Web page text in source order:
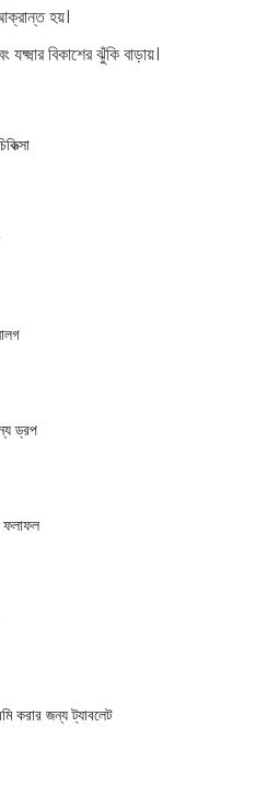
হয়।
বিকাশের ঝুঁকি বাড়ায়।
ড্রপ
ফলাফল
করার জন্য ট্যাবলেট